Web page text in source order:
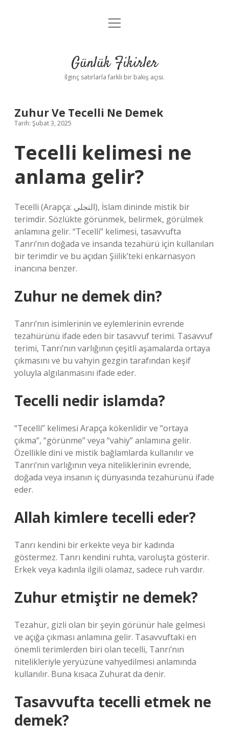
Anasayfa
Yasal Uyarı
menüyü
Günlük Fikirler
İlginç satırlarla farklı bir bakış açısı.
Zuhur Ve Tecelli Ne Demek
Tarih: Şubat 3, 2025
Tecelli kelimesi ne
anlama gelir?
Tecelli (Arapça: التجلي), İslam dininde mistik bir
terimdir. Sözlükte görünmek, belirmek, görülmek
anlamına gelir. “Tecelli” kelimesi, tasavvufta
Tanrı’nın doğada ve insanda tezahürü için kullanılan
bir terimdir ve bu açıdan Şiilik’teki enkarnasyon
inancına benzer.
Zuhur ne demek din?
Tanrı’nın isimlerinin ve eylemlerinin evrende
tezahürünü ifade eden bir tasavvuf terimi. Tasavvuf
terimi, Tanrı’nın varlığının çeşitli aşamalarda ortaya
çıkmasını ve bu vahyin gezgin tarafından keşif
yoluyla algılanmasını ifade eder.
Tecelli nedir islamda?
“Tecelli” kelimesi Arapça kökenlidir ve “ortaya
çıkma”, “görünme” veya “vahiy” anlamına gelir.
Özellikle dini ve mistik bağlamlarda kullanılır ve
Tanrı’nın varlığının veya niteliklerinin evrende,
doğada veya insanın iç dünyasında tezahürünü ifade
eder.
Allah kimlere tecelli eder?
Tanrı kendini bir erkekte veya bir kadında
göstermez. Tanrı kendini ruhta, varoluşta gösterir.
Erkek veya kadınla ilgili olamaz, sadece ruh vardır.
Zuhur etmiştir ne demek?
Tezahür, gizli olan bir şeyin görünür hale gelmesi
ve açığa çıkması anlamına gelir. Tasavvuftaki en
önemli terimlerden biri olan tecelli, Tanrı’nın
nitelikleriyle yeryüzüne vahyedilmesi anlamında
kullanılır. Buna kısaca Zuhurat da denir.
Tasavvufta tecelli etmek ne
demek?